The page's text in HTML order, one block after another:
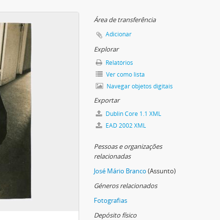
e David Ferreira (Valentim de Carvalho)
Área de transferência
Adicionar
Explorar
Relatórios
Ver como lista
Navegar objetos digitais
Exportar
Dublin Core 1.1 XML
EAD 2002 XML
Pessoas e organizações
relacionadas
José Mário Branco (Assunto)
Géneros relacionados
Fotografias
Depósito físico